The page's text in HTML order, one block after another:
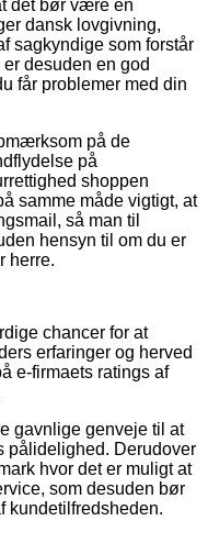
det bør være en
dansk lovgivning,
sagkyndige som forstår
desuden en god
får problemer med din
på de
på
shoppen
samme måde vigtigt, at
så man til
hensyn til om du er
herre.
chancer for at
erfaringer og herved
e-firmaets ratings af
gavnlige genveje til at
pålidelighed. Derudover
hvor det er muligt at
som desuden bør
kundetilfredsheden.